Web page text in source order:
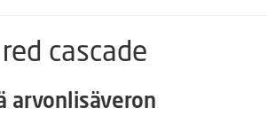
cascade
arvonlisäveron